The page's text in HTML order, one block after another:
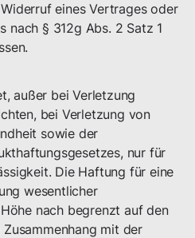
eines Vertrages oder
nach § 312g Abs. 2 Satz 1
außer bei Verletzung
bei Verletzung von
sowie der
nur für
Die Haftung für eine
wesentlicher
nach begrenzt auf den
mit der